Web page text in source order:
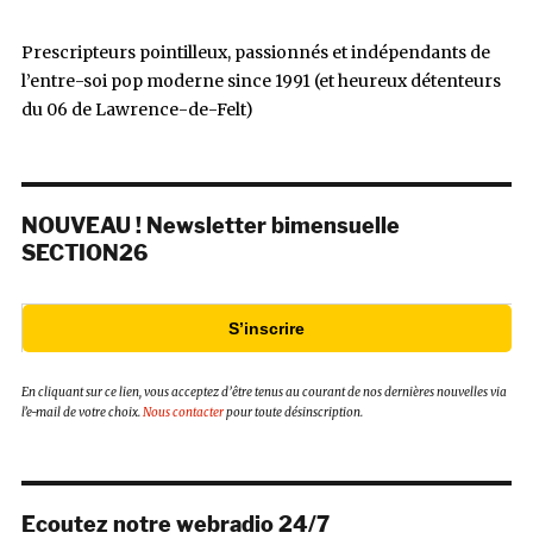
Prescripteurs pointilleux, passionnés et indépendants de
l’entre-soi pop moderne since 1991 (et heureux détenteurs
du 06 de Lawrence-de-Felt)
NOUVEAU ! Newsletter bimensuelle
SECTION26
S’inscrire
En cliquant sur ce lien, vous acceptez d’être tenus au courant de nos dernières nouvelles via
l’e-mail de votre choix.Nous contacterpour toute désinscription.
Ecoutez notre webradio 24/7